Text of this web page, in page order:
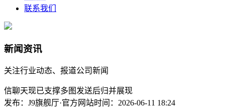
联系我们
新闻资讯
关注行业动态、报道公司新闻
信聊天现已支撑多图发送后归并展现
发布：J9旗舰厅·官方网站时间：2026-06-11 18:24